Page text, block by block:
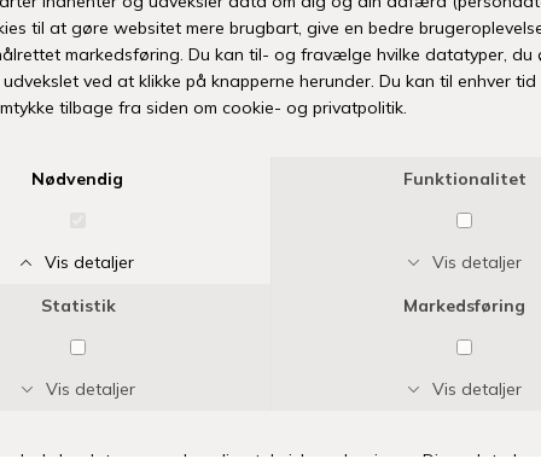
68-74 74-80 80-86
TILFØJ TIL ØNSKESKYEN
14 dages fuld returret